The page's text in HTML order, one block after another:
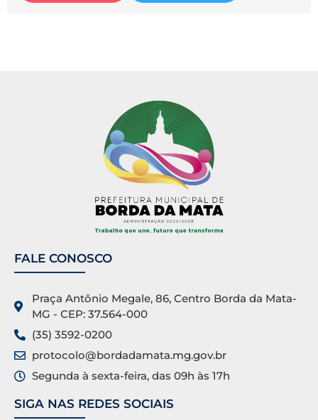
FALE CONOSCO
Praça Antônio Megale, 86, Centro Borda da Mata-
MG - CEP: 37.564-000
(35) 3592-0200
protocolo@bordadamata.mg.gov.br
Segunda à sexta-feira, das 09h às 17h
SIGA NAS REDES SOCIAIS